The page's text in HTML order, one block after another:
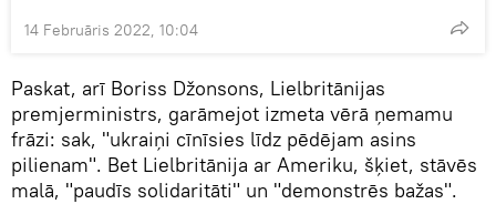
14 Februāris 2022, 10:04
Paskat, arī Boriss Džonsons, Lielbritānijas
premjerministrs, garāmejot izmeta vērā ņemamu
frāzi: sak, "ukraiņi cīnīsies līdz pēdējam asins
pilienam". Bet Lielbritānija ar Ameriku, šķiet, stāvēs
malā, "paudīs solidaritāti" un "demonstrēs bažas".